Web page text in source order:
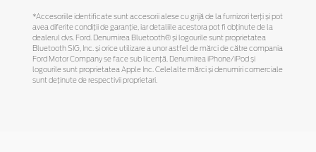
*Accesoriile identificate sunt accesorii alese cu grijă de la furnizori terți și pot
avea diferite condiții de garanție, iar detaliile acestora pot fi obținute de la
dealerul dvs. Ford. Denumirea Bluetooth® și logourile sunt proprietatea
Bluetooth SIG, Inc. și orice utilizare a unor astfel de mărci de către compania
Ford Motor Company se face sub licență. Denumirea iPhone/iPod și
logourile sunt proprietatea Apple Inc. Celelalte mărci și denumiri comerciale
sunt deținute de respectivii proprietari.